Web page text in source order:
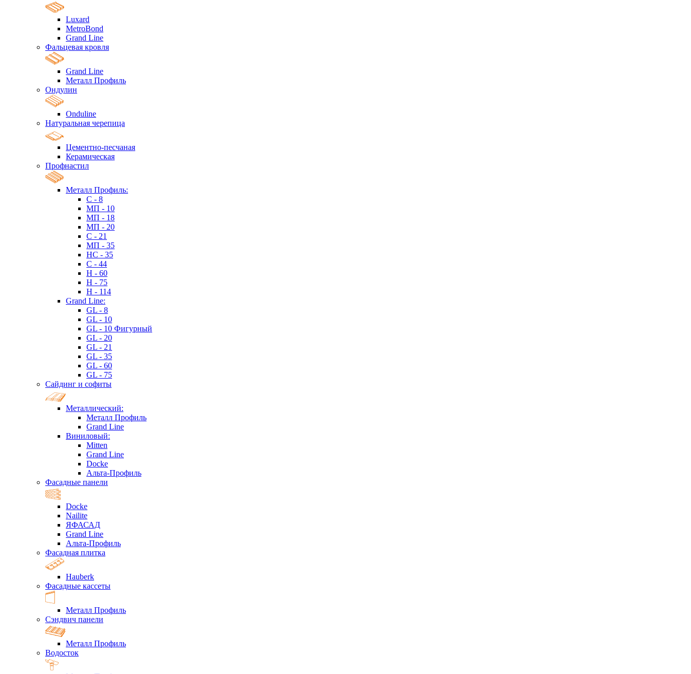
Luxard
MetroBond
Grand Line
Фальцевая кровля
Grand Line
Металл Профиль
Ондулин
Onduline
Натуральная черепица
Цементно-песчаная
Керамическая
Профнастил
Металл Профиль:
C - 8
МП - 10
МП - 18
МП - 20
C - 21
МП - 35
HC - 35
C - 44
H - 60
H - 75
H - 114
Grand Line:
GL - 8
GL - 10
GL - 10 Фигурный
GL - 20
GL - 21
GL - 35
GL - 60
GL - 75
Сайдинг и софиты
Металлический:
Металл Профиль
Grand Line
Виниловый:
Mitten
Grand Line
Docke
Альта-Профиль
Фасадные панели
Docke
Nailite
ЯФАСАД
Grand Line
Альта-Профиль
Фасадная плитка
Hauberk
Фасадные кассеты
Металл Профиль
Сэндвич панели
Металл Профиль
Водосток